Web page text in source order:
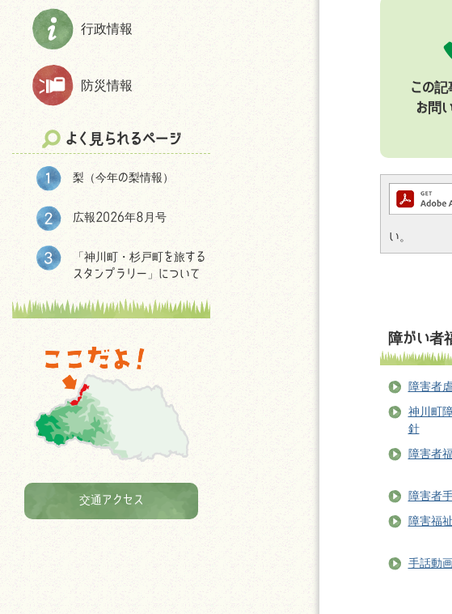
住をお考えの皆様へ
婚・妊娠・共育ての相談機会
供・支援プログラム補助金
行政情報
援申請
防災情報
よく見られるページ
梨（今年の梨情報）
広報2026年8月号
「神川町・杉戸町を旅する
スタンプラリー」について
交通アクセス
この記
お問
い。
障がい者
障害者
神川町
針
障害者
障害者
障害福
手話動